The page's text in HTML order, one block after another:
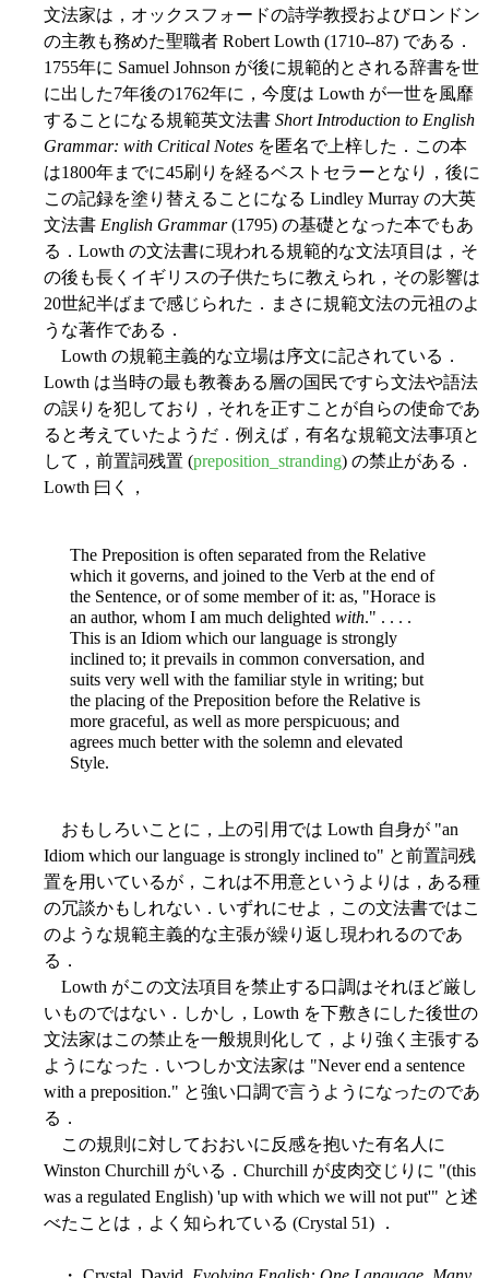
文法家は，オックスフォードの詩学教授およびロンドン
の主教も務めた聖職者 Robert Lowth (1710--87) である．
1755年に Samuel Johnson が後に規範的とされる辞書を世
に出した7年後の1762年に，今度は Lowth が一世を風靡
することになる規範英文法書 Short Introduction to English
Grammar: with Critical Notes を匿名で上梓した．この本
は1800年までに45刷りを経るベストセラーとなり，後に
この記録を塗り替えることになる Lindley Murray の大英
文法書 English Grammar(1795) の基礎となった本でもあ
る．Lowth の文法書に現われる規範的な文法項目は，そ
の後も長くイギリスの子供たちに教えられ，その影響は
20世紀半ばまで感じられた．まさに規範文法の元祖のよ
うな著作である．
Lowth の規範主義的な立場は序文に記されている．
Lowth は当時の最も教養ある層の国民ですら文法や語法
の誤りを犯しており，それを正すことが自らの使命であ
ると考えていたようだ．例えば，有名な規範文法事項と
して，前置詞残置 (preposition_stranding) の禁止がある．
Lowth 曰く，
The Preposition is often separated from the Relative
which it governs, and joined to the Verb at the end of
the Sentence, or of some member of it: as, "Horace is
an author, whom I am much delighted with." . . . .
This is an Idiom which our language is strongly
inclined to; it prevails in common conversation, and
suits very well with the familiar style in writing; but
the placing of the Preposition before the Relative is
more graceful, as well as more perspicuous; and
agrees much better with the solemn and elevated
Style.
おもしろいことに，上の引用では Lowth 自身が "an
Idiom which our language is strongly inclined to" と前置詞残
置を用いているが，これは不用意というよりは，ある種
の冗談かもしれない．いずれにせよ，この文法書ではこ
のような規範主義的な主張が繰り返し現われるのであ
る．
Lowth がこの文法項目を禁止する口調はそれほど厳し
いものではない．しかし，Lowth を下敷きにした後世の
文法家はこの禁止を一般規則化して，より強く主張する
ようになった．いつしか文法家は "Never end a sentence
with a preposition." と強い口調で言うようになったのであ
る．
この規則に対しておおいに反感を抱いた有名人に
Winston Churchill がいる．Churchill が皮肉交じりに "(this
was a regulated English) 'up with which we will not put'" と述
べたことは，よく知られている (Crystal 51) ．